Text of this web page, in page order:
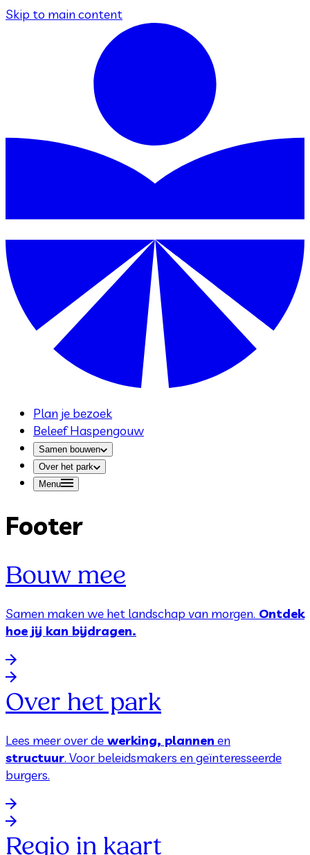
Skip to main content
Plan je bezoek
Beleef Haspengouw
Samen bouwen
Over het park
Menu
Footer
Bouw mee
Samen maken we het landschap van morgen. Ontdek
hoe jij kan bijdragen.
Over het park
Lees meer over de werking, plannen en
structuur. Voor beleidsmakers en geïnteresseerde
burgers.
Regio in kaart